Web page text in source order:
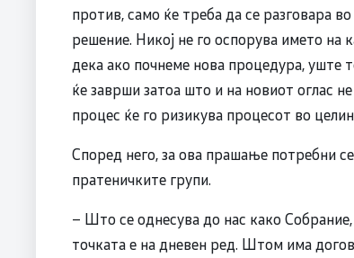
против, само ќе треба да се разговара
решение. Никој не го оспорува името на
дека ако почнеме нова процедура, уште
ќе заврши затоа што и на новиот оглас
процес ќе го ризикува процесот во
Според него, за ова прашање потребни
пратеничките групи.
– Што се однесува до нас како
точката е на дневен ред. Штом има